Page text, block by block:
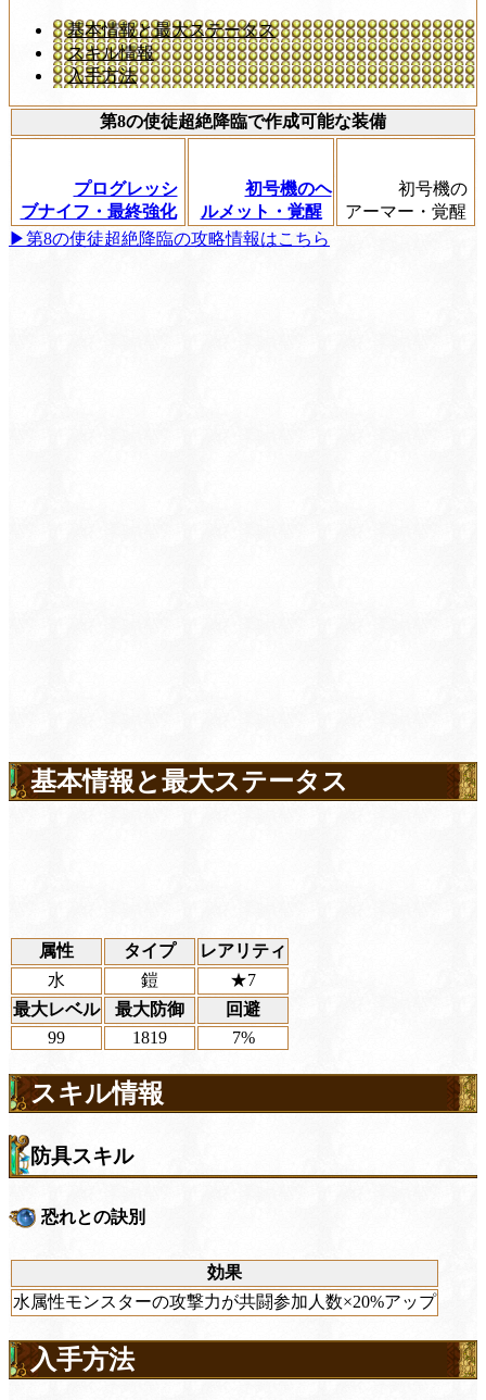
基本情報と最大ステータス
スキル情報
入手方法
第8の使徒超絶降臨で作成可能な装備
プログレッシ
ブナイフ・最終強化
初号機のヘ
ルメット・覚醒
初号機の
アーマー・覚醒
▶︎第8の使徒超絶降臨の攻略情報はこちら
基本情報と最大ステータス
属性 タイプ
レアリティ
水
鎧
★7
最大レベル
最大防御
回避
99
1819 7%
スキル情報
防具スキル
恐れとの訣別
効果
水属性モンスターの攻撃力が共闘参加人数×20%アップ
入手方法